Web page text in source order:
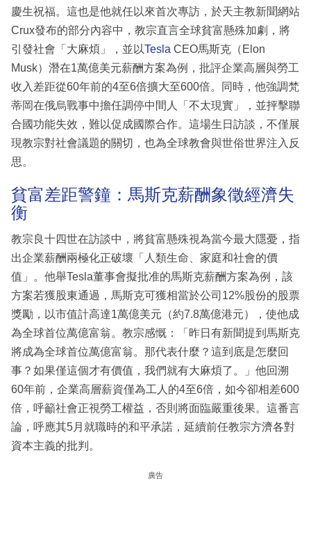
慶生祝福。這也是他就任以來首次專訪，於天主教新聞網站
Crux發布的部分內容中，教宗直言全球貧富懸殊加劇，將
引發社會「大麻煩」，並以Tesla CEO馬斯克（Elon
Musk）潛在1萬億美元薪酬方案為例，批評企業高層與勞工
收入差距從60年前的4至6倍擴大至600倍。同時，他強調梵
蒂岡在俄烏戰事中擔任調停中間人「不太現實」，並抨擊聯
合國功能失效，難以促成國際合作。這場生日訪談，不僅展
現教宗對社會議題的關切，也為全球教會與世俗世界注入反
思。
貧富差距警鐘：馬斯克薪酬象徵經濟失
衡
教宗良十四世在訪談中，將貧富懸殊視為當今最大隱憂，指
出企業薪酬兩極化正破壞「人類生命、家庭和社會的價
值」。他舉Tesla董事會擬批准的馬斯克薪酬方案為例，該
方案若獲股東通過，馬斯克可獲相當於公司12%股份的股票
獎勵，以市值計高達1萬億美元（約7.8萬億港元），使他成
為全球首位萬億富翁。教宗感慨：「昨日有新聞提到馬斯克
將成為全球首位萬億富翁。那代表什麼？這到底是怎麼回
事？如果僅這個才有價值，我們就有大麻煩了。」他回溯
60年前，企業高層薪資僅為工人的4至6倍，如今卻相差600
倍，呼籲社會正視勞工權益，否則將面臨嚴重後果。這番言
論，呼應其5月就職時的和平承諾，延續前任教宗方濟各對
資本主義的批判。
廣告